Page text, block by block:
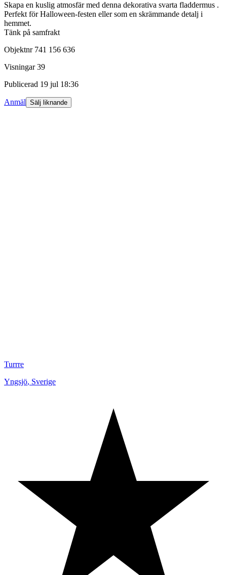
Skapa en kuslig atmosfär med denna dekorativa svarta fladdermus .
Perfekt för Halloween-festen eller som en skrämmande detalj i
hemmet.
Tänk på samfrakt
Objektnr 741 156 636
Visningar 39
Publicerad 19 jul 18:36
Anmäl Sälj liknande
Turrre
Yngsjö, Sverige